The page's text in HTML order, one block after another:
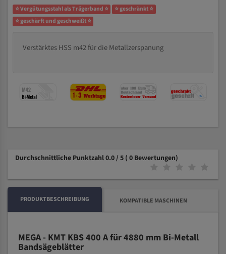
⭐ Vergütungsstahl als Trägerband ⭐
⭐ geschränkt ⭐
⭐ geschärft und geschweißt ⭐
Verstärktes HSS m42 für die Metallzerspanung
Durchschnittliche Punktzahl 0.0 / 5 ( 0 Bewertungen)
PRODUKTBESCHREIBUNG KOMPATIBLE MASCHINEN
MEGA - KMT KBS 400 A für 4880 mm Bi-Metall
Bandsägeblätter